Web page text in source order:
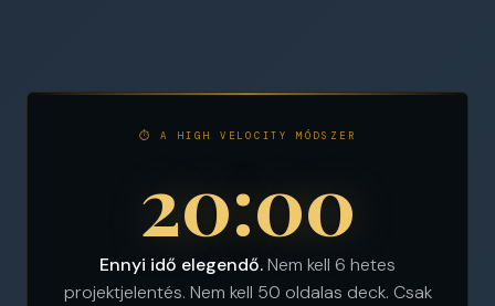
⏱ A HIGH VELOCITY MÓDSZER
20:00
Ennyi idő elegendő.Nem kell 6 hetes
projektjelentés. Nem kell 50 oldalas deck. Csak